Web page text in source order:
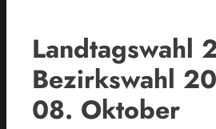
Landtagswahl
Bezirkswahl
08. Oktober